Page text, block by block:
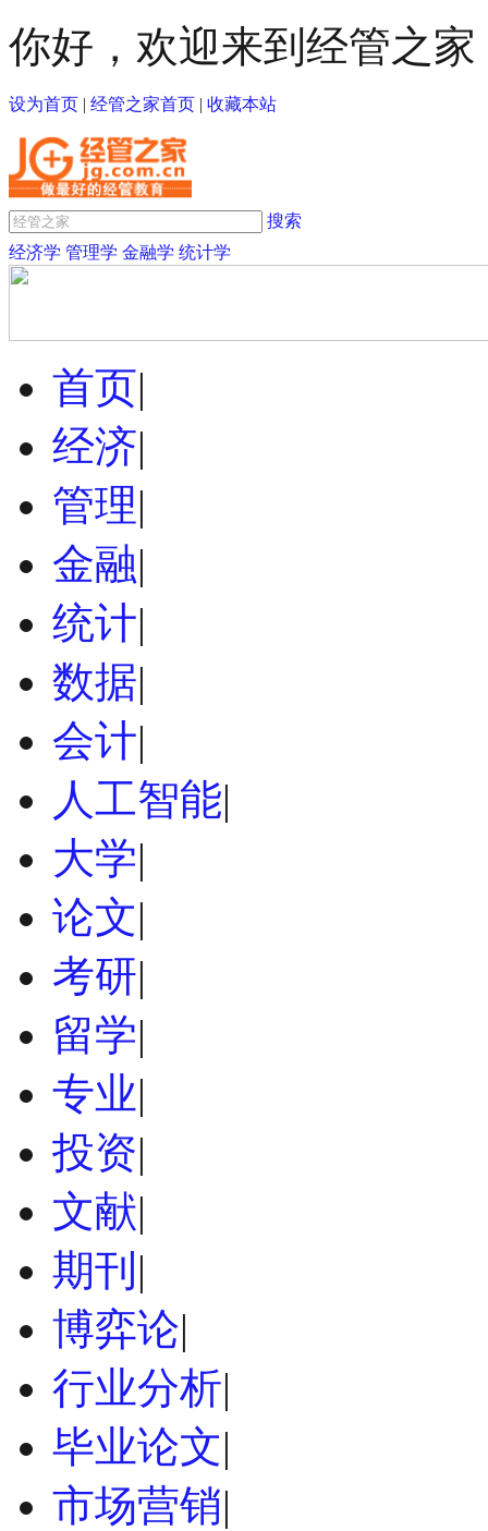
你好，欢迎来到经管之家
设为首页 | 经管之家首页 | 收藏本站
搜索
经济学 管理学 金融学 统计学
首页|
经济|
管理|
金融|
统计|
数据|
会计|
人工智能|
大学|
论文|
考研|
留学|
专业|
投资|
文献|
期刊 |
博弈论|
行业分析|
毕业论文|
市场营销|